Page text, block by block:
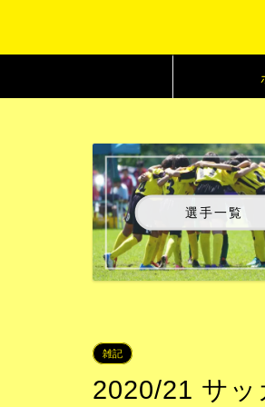
選手一覧
雑記
2020/21 サ